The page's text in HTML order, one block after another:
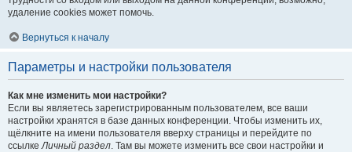
удаление cookies может помочь.
Вернуться к началу
Параметры и настройки пользователя
Как мне изменить мои настройки?
Если вы являетесь зарегистрированным пользователем, все ваши
настройки хранятся в базе данных конференции. Чтобы изменить их,
щёлкните на имени пользователя вверху страницы и перейдите по
ссылкеЛичный раздел. Там вы можете изменить все свои настройки и